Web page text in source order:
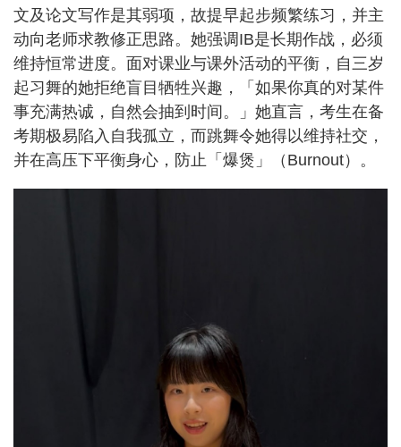
文及论文写作是其弱项，故提早起步频繁练习，并主
动向老师求教修正思路。她强调IB是长期作战，必须
维持恒常进度。面对课业与课外活动的平衡，自三岁
起习舞的她拒绝盲目牺牲兴趣，「如果你真的对某件
事充满热诚，自然会抽到时间。」她直言，考生在备
考期极易陷入自我孤立，而跳舞令她得以维持社交，
并在高压下平衡身心，防止「爆煲」（Burnout）。